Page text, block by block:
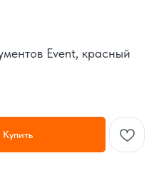
Event, красный
Купить